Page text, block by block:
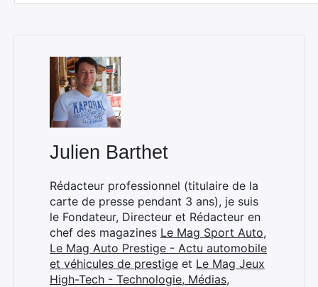
Julien Barthet
Rédacteur professionnel (titulaire de la
carte de presse pendant 3 ans), je suis
le Fondateur, Directeur et Rédacteur en
chef des magazines Le Mag Sport Auto,
Le Mag Auto Prestige - Actu automobile
et véhicules de prestige et Le Mag Jeux
High-Tech - Technologie, Médias,